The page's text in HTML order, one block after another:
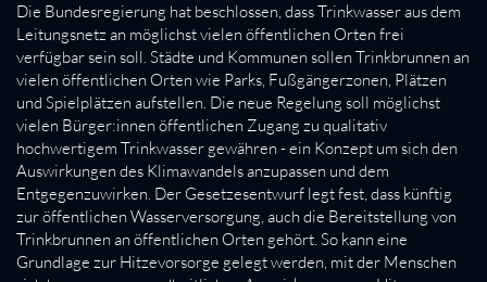
Die Bundesregierung hat beschlossen, dass Trinkwasser aus dem
Leitungsnetz an möglichst vielen öffentlichen Orten frei
verfügbar sein soll. Städte und Kommunen sollen Trinkbrunnen an
vielen öffentlichen Orten wie Parks, Fußgängerzonen, Plätzen
und Spielplätzen aufstellen. Die neue Regelung soll möglichst
vielen Bürger:innen öffentlichen Zugang zu qualitativ
hochwertigem Trinkwasser gewähren - ein Konzept um sich den
Auswirkungen des Klimawandels anzupassen und dem
Entgegenzuwirken. Der Gesetzesentwurf legt fest, dass künftig
zur öffentlichen Wasserversorgung, auch die Bereitstellung von
Trinkbrunnen an öffentlichen Orten gehört. So kann eine
Grundlage zur Hitzevorsorge gelegt werden, mit der Menschen